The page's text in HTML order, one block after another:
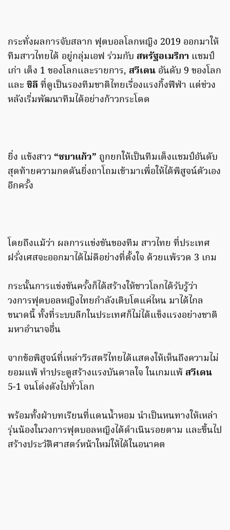
กระทั่งผลการจับสลาก ฟุตบอลโลกหญิง 2019 ออกมาให้
ทีมสาวไทยได้ อยู่กลุ่มเอฟ ร่วมกับ สหรัฐอเมริกา แชมป์
เก่า เต็ง 1 ของโลกและรายการ, สวีเดน อันดับ 9 ของโลก
และ ชิลี ที่ดูเป็นรองทีมชาติไทยเรื่องแรงกิ้งฟีฟ่า แต่ช่วง
หลังเริ่มพัฒนาทีมได้อย่างก้าวกระโดด
ยิ่ง แข้งสาว “ชบาแก้ว” ถูกยกให้เป็นทีมเต็งแชมป์อันดับ
สุดท้ายความกดดันยิ่งถาโถมเข้ามาเพื่อให้ได้พิสูจน์ตัวเอง
อีกครั้ง
โดยถึงแม้ว่า ผลการแข่งขันของทีม สาวไทย ที่ประเทศ
ฝรั่งเศสจะออกมาได้ไม่ดีอย่างที่ตั้งใจ ด้วยแพ้รวด 3 เกม
กระนั้นการแข่งขันครั้งก็ได้สร้างให้ชาวโลกได้รับรู้ว่า
วงการฟุตบอลหญิงไทยกำลังเติบโตแค่ไหน มาได้ไกล
ขนาดนี้ ทั้งที่ระบบลีกในประเทศก็ไม่ได้แข็งแรงอย่างชาติ
มหาอำนาจอื่น
จากข้อพิสูจน์ที่เหล่าวีรสตรีไทยได้แสดงให้เห็นถึงความไม่
ยอมแพ้ ทำประตูสร้างแรงบันดาลใจ ในเกมแพ้ สวีเดน
5-1 จนโด่งดังไปทั่วโลก
พร้อมทั้งฝ่าบทเรียนที่แดนน้ำหอม นำเป็นหนทางให้เหล่า
รุ่นน้องในวงการฟุตบอลหญิงได้ดำเนินรอยตาม และขึ้นไป
สร้างประวัติศาสตร์หน้าใหม่ให้ได้ในอนาคต